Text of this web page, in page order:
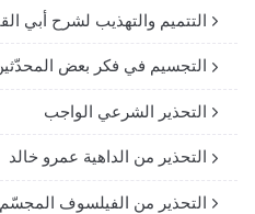
التتميم والتهذيب لشرح أبي
التجسيم في فكر بعض
التحذير الشرعي الواجب
التحذير من الداهية عمرو خالد
التحذير من الفيلسوف المجسّم